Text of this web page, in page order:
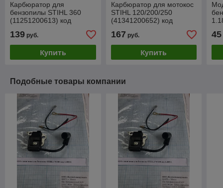
Карбюратор для
бензопилы STIHL 360
(11251200613) код
139 руб.
Купить
Карбюратор для мотокос
STIHL 120/200/250
(41341200652) код
167 руб.
Купить
45
Подобные товары компании